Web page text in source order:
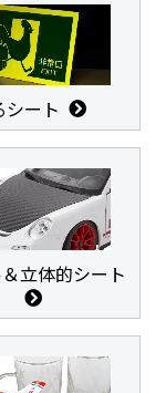
シート
立体的シート